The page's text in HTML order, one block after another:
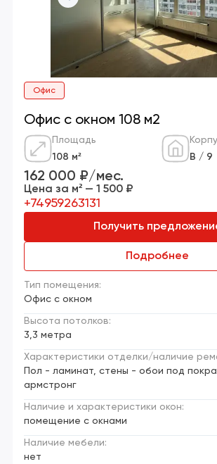
Офис
Офис с окном 108 м2
Площадь
108 м²
В / 9
Тип помещения:
Офис с окном
Высота потолков:
3,3 метра
Характеристики отделки/наличие
Пол - ламинат, стены - обои под
армстронг
Наличие и характеристики окон:
помещение с окнами
Наличие мебели:
нет
162 000 ₽/мес.
Цена за м² — 1 500 ₽
+74959263131
Получить
Подробнее